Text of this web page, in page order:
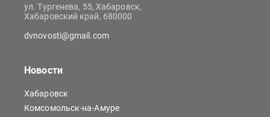
ул. Тургенева, 55, Хабаровск,
Хабаровский край, 680000
dvnovosti@gmail.com
Новости
Хабаровск
Комсомольск-на-Амуре